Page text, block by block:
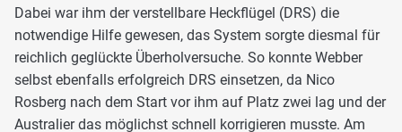
Dabei war ihm der verstellbare Heckflügel (DRS) die
notwendige Hilfe gewesen, das System sorgte diesmal für
reichlich geglückte Überholversuche. So konnte Webber
selbst ebenfalls erfolgreich DRS einsetzen, da Nico
Rosberg nach dem Start vor ihm auf Platz zwei lag und der
Australier das möglichst schnell korrigieren musste. Am